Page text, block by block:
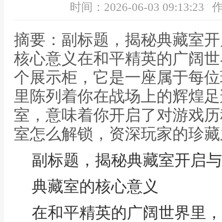
时间：2026-06-03 09:13:23
摘要：副标题，揭秘典藏室
核心意义在和平精英的广阔
个展示柜，它是一座属于每
里陈列着你在战场上的辉煌
室，意味着你开启了对游戏
室怎么解锁，资深玩家的珍
副标题，揭秘典藏室开启
典藏室的核心意义
在和平精英的广阔世界里